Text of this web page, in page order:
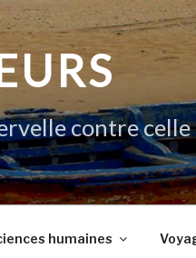
contre
humaines